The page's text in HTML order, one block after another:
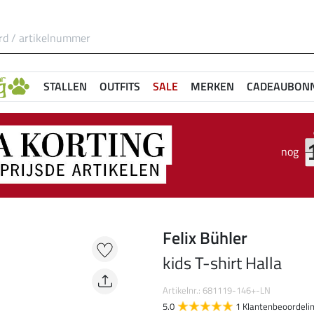
STALLEN OUTFITS SALE MERKEN
nog
Felix Bühler
kids T-shirt Halla
Artikelnr.: 681119-146+-LN
5.0
1